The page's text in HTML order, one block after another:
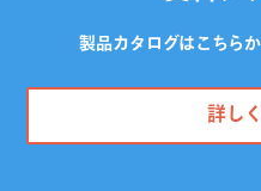
製品カタログはこちら
詳し